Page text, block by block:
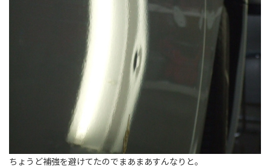
ちょうど補強を避けてたのでまあまあすんなりと。